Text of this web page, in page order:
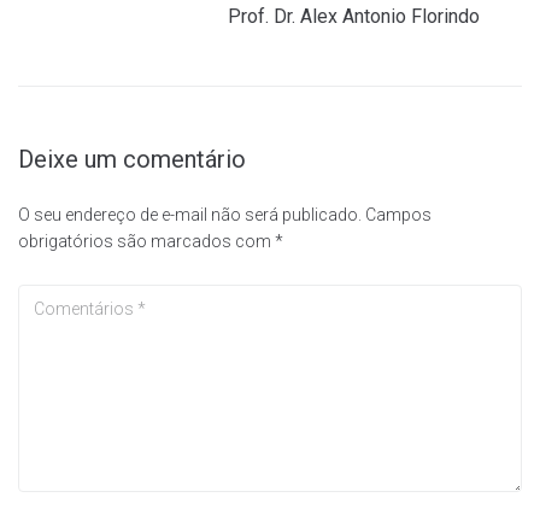
Prof. Dr. Alex Antonio Florindo
Deixe um comentário
O seu endereço de e-mail não será publicado. Campos
obrigatórios são marcados com *